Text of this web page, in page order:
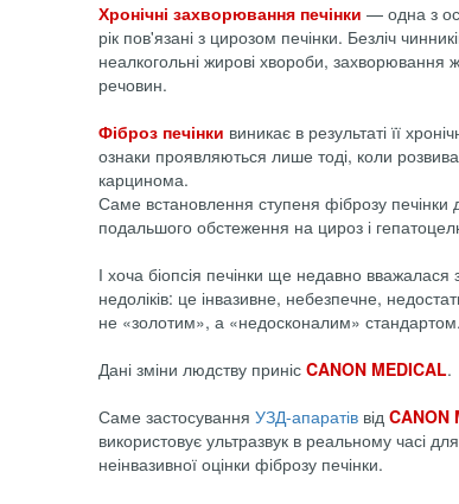
Хронічні захворювання печінки — одна з
рік пов'язані з цирозом печінки. Безліч
неалкогольні жирові хвороби, захворювання
речовин.
Фіброз печінки виникає в результаті її
ознаки проявляються лише тоді, коли
карцинома.
Саме встановлення ступеня фіброзу печінки
подальшого обстеження на цироз і
І хоча біопсія печінки ще недавно
недоліків: це інвазивне, небезпечне,
не «золотим», а «недосконалим»
Дані зміни людству приніс CANON MEDICAL.
Саме застосування УЗД-апаратів від CANON
використовує ультразвук в реальному часі
неінвазивної оцінки фіброзу печінки.